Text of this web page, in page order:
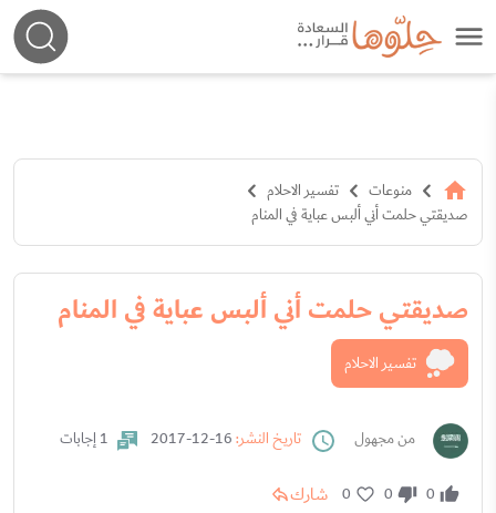
منوعات
تفسير الاحلام
صديقتي حلمت أني ألبس عباية في المنام
صديقتي حلمت أني ألبس عباية في المنام
تفسير الاحلام
من مجهول تاريخ النشر: 1 إجابات
0
0
0 شارك